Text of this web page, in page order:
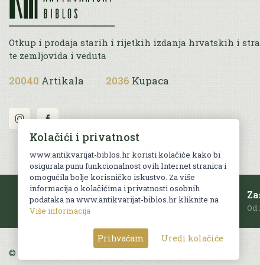
Otkup i prodaja starih i rijetkih izdanja hrvatskih i
te zemljovida i veduta
20040 Artikala 2036 Kupaca
Besplatna dostava
Za sve narudžbe u RH iznad 70 EUR.
© Sva prava pridržana. Web by
Kolačići i privatnost
www.antikvarijat-biblos.hr koristi kolačiće kako bi
osigurala punu funkcionalnost ovih Internet stranica i
omogućila bolje korisničko iskustvo. Za više
informacija o kolačićima i privatnosti osobnih
podataka na www.antikvarijat-biblos.hr kliknite na
Više informacija
Prihvaćam Uredi kolačiće